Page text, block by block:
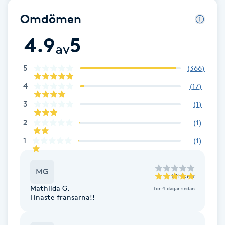
Fotvård
Fransar
Fransborttagning
Fransfärgning
Fransförlängning
Omdömen
4.9av5
5 (366)
4 (17)
3 (1)
2 (1)
1 (1)
MG till Leidy
Mathilda G. för 4 dagar sedan
Finaste fransarna!!